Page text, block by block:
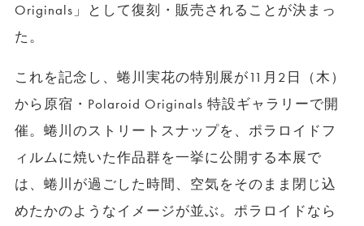
Originals」として復刻・販売されることが決まっ
た。
これを記念し、蜷川実花の特別展が11月2日（木）
から原宿・Polaroid Originals 特設ギャラリーで開
催。蜷川のストリートスナップを、ポラロイドフ
ィルムに焼いた作品群を一挙に公開する本展で
は、蜷川が過ごした時間、空気をそのまま閉じ込
めたかのようなイメージが並ぶ。ポラロイドなら